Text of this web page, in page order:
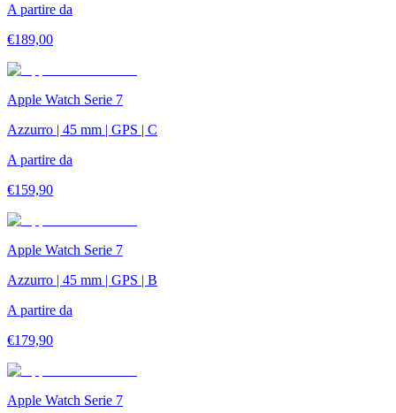
A partire da
€189,00
Apple Watch Serie 7
Azzurro | 45 mm | GPS | C
A partire da
€159,90
Apple Watch Serie 7
Azzurro | 45 mm | GPS | B
A partire da
€179,90
Apple Watch Serie 7